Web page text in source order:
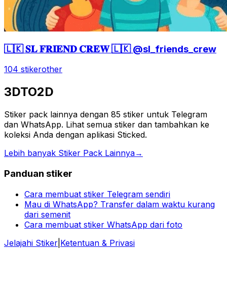
🇱🇰 𝐒𝐋 𝐅𝐑𝐈𝐄𝐍𝐃 𝐂𝐑𝐄𝐖 🇱🇰 @sl_friends_crew
104 stikerother
3DTO2D
Stiker pack lainnya dengan 85 stiker untuk Telegram
dan WhatsApp. Lihat semua stiker dan tambahkan ke
koleksi Anda dengan aplikasi Sticked.
Lebih banyak Stiker Pack Lainnya→
Panduan stiker
Cara membuat stiker Telegram sendiri
Mau di WhatsApp? Transfer dalam waktu kurang
dari semenit
Cara membuat stiker WhatsApp dari foto
Jelajahi Stiker Ketentuan & Privasi